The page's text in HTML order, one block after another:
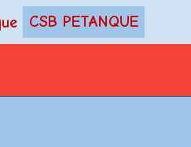
CSB PETANQUE